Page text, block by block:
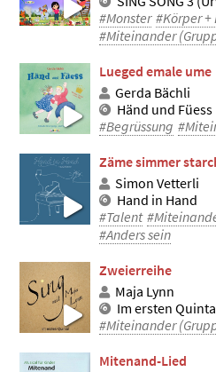
#Monster #Körper
#Miteinander
Lueged emale ume
Gerda Bächli
Händ und Füess
#Begrüssung
Zäme simmer
Simon Vetterli
Hand in Hand
#Talent
#Anders sein
Zweierreihe
Maja Lynn
Im ersten
#Miteinander
Mitenand-Lied